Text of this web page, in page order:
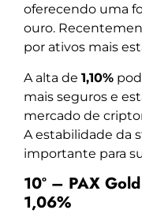
oferecendo uma
ouro.
por ativos mais
A alta de 1,10%
mais seguros e
mercado de
A estabilidade da
importante para
10º – PAX
1,06%